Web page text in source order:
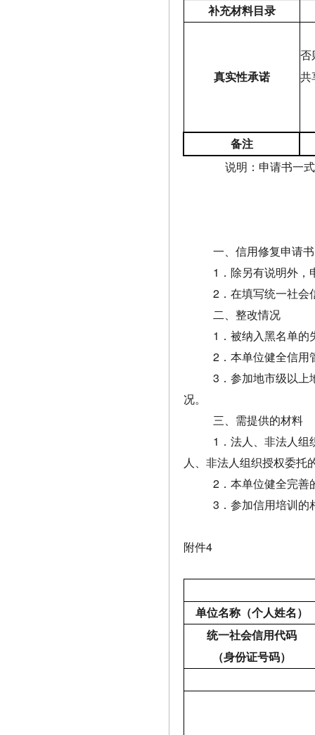
补充材料目录
真实性承诺
否
共
备注
说明：申请书一
一、信用修复申请书
1 ．除另有说明外
2 ．在填写统一社
二、整改情况
1 ．被纳入黑名单
2 ．本单位健全信
3 ．参加地市级以
况。
三、需提供的材料
1 ．法人、非法人
人、非法人组织授权委托
2 ．本单位健全完
3 ．参加信用培训
附件4
单位名称（个人姓名）
统一社会信用代码
（身份证号码）